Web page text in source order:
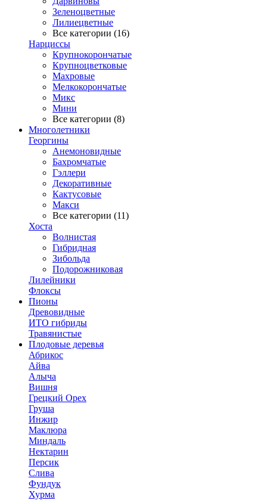
Зеленоцветные
Лилиецветные
Все категории (16)
Нарциссы
Крупнокорончатые
Крупноцветковые
Махровые
Мелкокорончатые
Микс
Мини
Все категории (8)
Многолетники
Георгины
Анемоновидные
Бахромчатые
Гэллери
Декоративные
Кактусовые
Макси
Все категории (11)
Хоста
Волнистая
Гибридная
Зибольда
Подорожниковая
Лилейники
Флоксы
Пионы
Древовидные
ИТО гибриды
Травянистые
Плодовые деревья
Абрикос
Айва
Алыча
Вишня
Грецкий Орех
Груша
Инжир
Маклюра
Миндаль
Нектарин
Персик
Слива
Фундук
Хурма